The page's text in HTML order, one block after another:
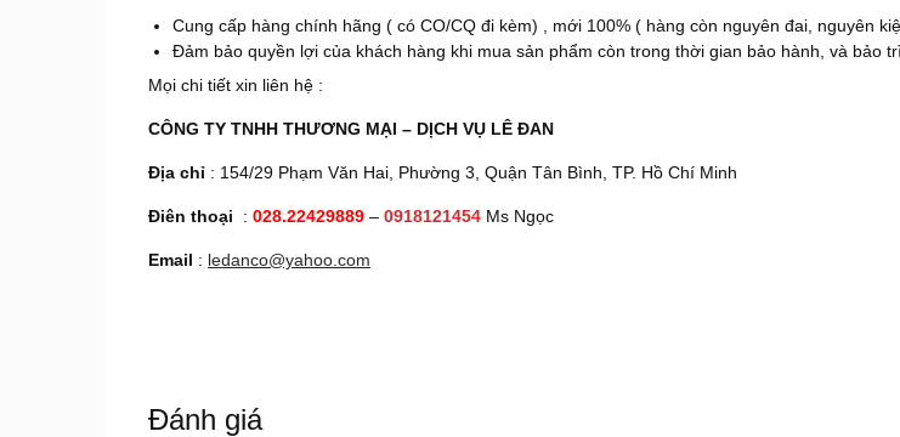
Cung cấp hàng chính hãng ( có CO/CQ đi kèm) , mới 100% ( hàng còn nguyên đai, nguyên
Đảm bảo quyền lợi của khách hàng khi mua sản phẩm còn trong thời gian bảo hành, và bảo
Mọi chi tiết xin liên hệ :
CÔNG TY TNHH THƯƠNG MẠI – DỊCH VỤ LÊ ĐAN
Địa chỉ : 154/29 Phạm Văn Hai, Phường 3, Quận Tân Bình, TP. Hồ Chí Minh
Điên thoại : 028.22429889 – 0918121454 Ms Ngọc
Email : ledanco@yahoo.com
Đánh giá